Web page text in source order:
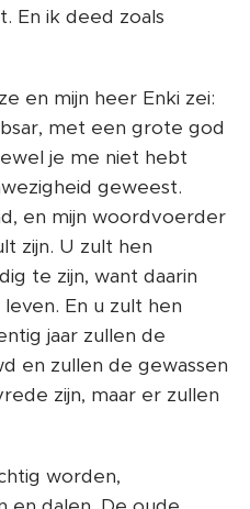
En ik deed zoals
en mijn heer Enki zei:
met een grote god
je me niet hebt
geweest.
en mijn woordvoerder
zijn. U zult hen
te zijn, want daarin
En u zult hen
jaar zullen de
en zullen de gewassen
zijn, maar er zullen
worden,